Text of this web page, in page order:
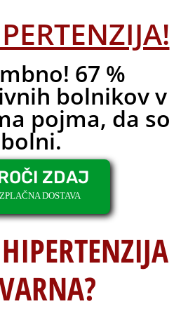
67 %
bolnikov v
pojma, da so
bolni.
ZDAJ
DOSTAVA